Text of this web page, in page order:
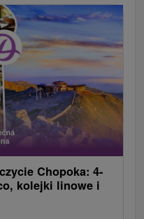
Chopoka: 4-
kolejki linowe i